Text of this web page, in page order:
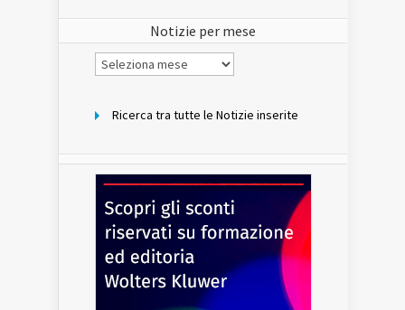
Notizie per mese
Notizie
per
Ricerca tra tutte le Notizie inserite